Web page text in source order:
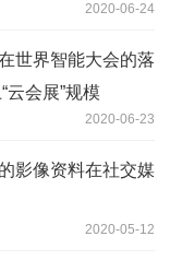
2020-06-24
世界智能大会的落
云会展”规模
2020-06-23
影像资料在社交媒
2020-05-12